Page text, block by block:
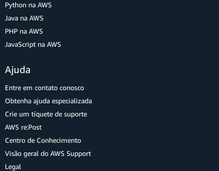
Python na AWS
Java na AWS
PHP na AWS
JavaScript na AWS
Ajuda
Entre em contato conosco
Obtenha ajuda especializada
Crie um tíquete de suporte
AWS re:Post
Centro de Conhecimento
Visão geral do AWS Support
Legal